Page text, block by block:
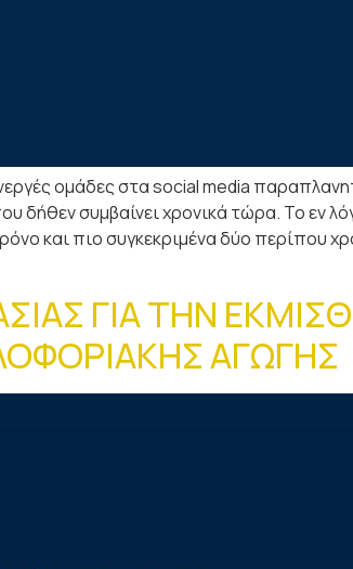
ομάδες στα social media
δήθεν συμβαίνει χρονικά τώρα. Το εν
και πιο συγκεκριμένα δύο περίπου
ΓΙΑ ΤΗΝ
ΑΓΩΓΗΣ